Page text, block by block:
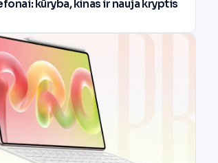
kūryba, kinas ir nauja kryptis